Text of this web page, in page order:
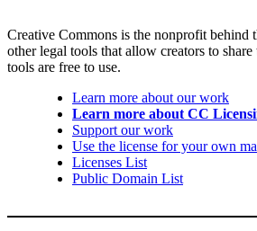
Creative Commons is the nonprofit behind
other legal tools that allow creators to
tools are free to use.
Learn more about our work
Learn more about CC
Support our work
Use the license for your own
Licenses List
Public Domain List